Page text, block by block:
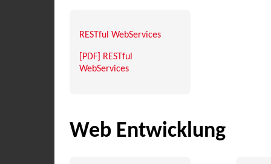
RESTful WebServices
[PDF] RESTful
WebServices
Web Entwicklung